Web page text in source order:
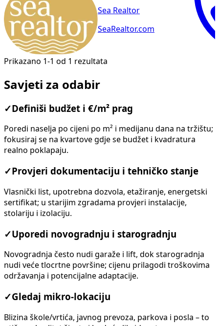
Sea Realtor
SeaRealtor.com
Prikazano 1-1 od 1 rezultata
Savjeti za odabir
✓ Definiši budžet i €/m² prag
Poredi naselja po cijeni po m² i medijanu dana na tržištu;
fokusiraj se na kvartove gdje se budžet i kvadratura
realno poklapaju.
✓ Provjeri dokumentaciju i tehničko stanje
Vlasnički list, upotrebna dozvola, etažiranje, energetski
sertifikat; u starijim zgradama provjeri instalacije,
stolariju i izolaciju.
✓Uporedi novogradnju i starogradnju
Novogradnja često nudi garaže i lift, dok starogradnja
nudi veće tlocrtne površine; cijenu prilagodi troškovima
održavanja i potencijalne adaptacije.
✓Gledaj mikro-lokaciju
Blizina škole/vrtića, javnog prevoza, parkova i posla – to